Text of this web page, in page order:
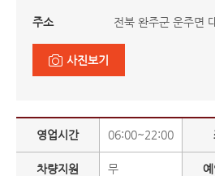
주소 전북 완주군 운주면
사진보기
영업시간 06:00~22:00
차량지원 무